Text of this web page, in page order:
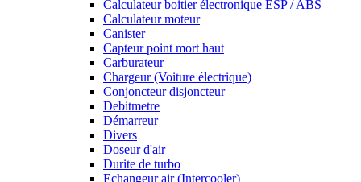
Calculateur boitier électronique ESP / ABS
Calculateur moteur
Canister
Capteur point mort haut
Carburateur
Chargeur (Voiture électrique)
Conjoncteur disjoncteur
Debitmetre
Démarreur
Divers
Doseur d'air
Durite de turbo
Echangeur air (Intercooler)